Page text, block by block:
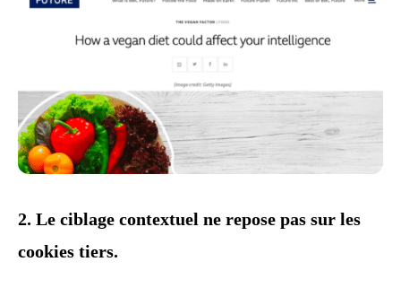
2. Le ciblage contextuel ne repose pas sur les
cookies tiers.